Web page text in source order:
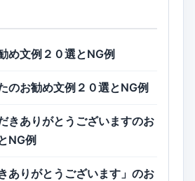
め文例２０選とNG例
のお勧め文例２０選とNG例
きありがとうございますのお
NG例
ありがとうございます」のお